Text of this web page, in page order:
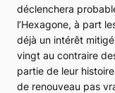
déclenchera
l’Hexagone, à part
déjà un intérêt
vingt au contraire
partie de leur
de renouveau pas